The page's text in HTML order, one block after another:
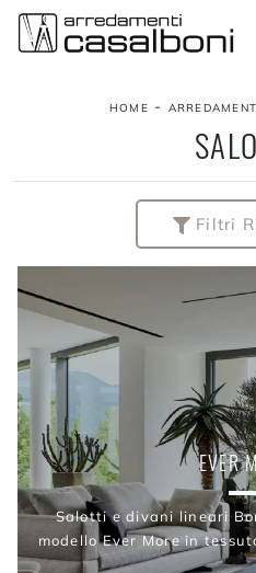
HOME -
Filtri
EVER
Salotti e divani lineari
modello Ever More in